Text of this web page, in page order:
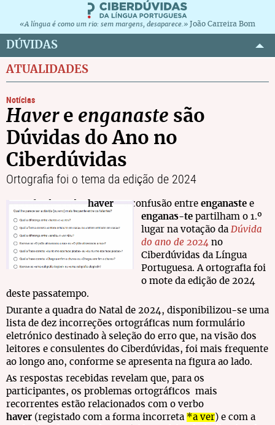
«A língua é como um rio: sem margens, desaparece.» João Carreira Bom
DÚVIDAS
ATUALIDADES
Notícias
Havere enganaste são
Dúvidas do Ano no
Ciberdúvidas
Ortografia foi o tema da edição de 2024
haver e a confusão entre enganaste e
enganas-te partilham o 1.º
lugar na votação da Dúvida
do ano de 2024 no
Ciberdúvidas da Língua
Portuguesa. A ortografia foi
o mote da edição de 2024
deste passatempo.
Durante a quadra do Natal de 2024, disponibilizou-se uma
lista de dez incorreções ortográficas num formulário
eletrónico destinado à seleção do erro que, na visão dos
leitores e consulentes do Ciberdúvidas, foi mais frequente
ao longo ano, conforme se apresenta na figura ao lado.
As respostas recebidas revelam que, para os
participantes, os problemas ortográficos mais
recorrentes estão relacionados com o verbo
haver (registado com a forma incorreta *a ver) e com a